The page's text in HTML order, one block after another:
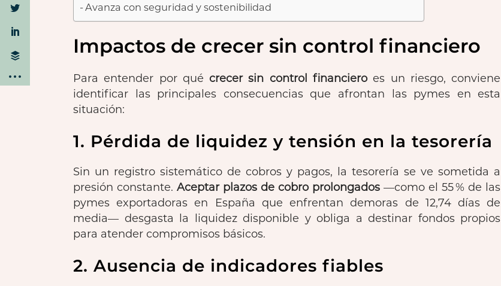
Avanza con seguridad y sostenibilidad
Impactos de crecer sin control financiero
Para entender por quécrecer sin control financieroes un riesgo, conviene
identificar las principales consecuencias que afrontan las pymes en esta
situación:
1. Pérdida de liquidez y tensión en la tesorería
Sin un registro sistemático de cobros y pagos, la tesorería se ve sometida a
presión constante.Aceptar plazos de cobro prolongados —como el 55 % de las
pymes exportadoras en España que enfrentan demoras de 12,74 días de
media— desgasta la liquidez disponible y obliga a destinar fondos propios
para atender compromisos básicos.
2. Ausencia de indicadores fiables